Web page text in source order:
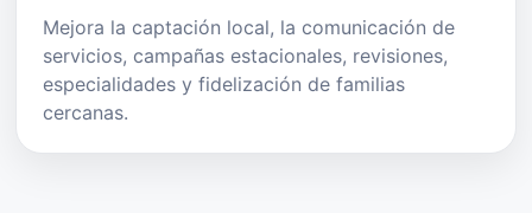
Mejora la captación local, la comunicación de
servicios, campañas estacionales, revisiones,
especialidades y fidelización de familias
cercanas.